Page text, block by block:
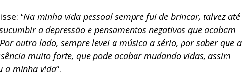
“Na minha vida pessoal sempre fui de brincar, talvez até
a depressão e pensamentos negativos que acabam
outro lado, sempre levei a música a sério, por saber que a
muito forte, que pode acabar mudando vidas, assim
a minha vida“.